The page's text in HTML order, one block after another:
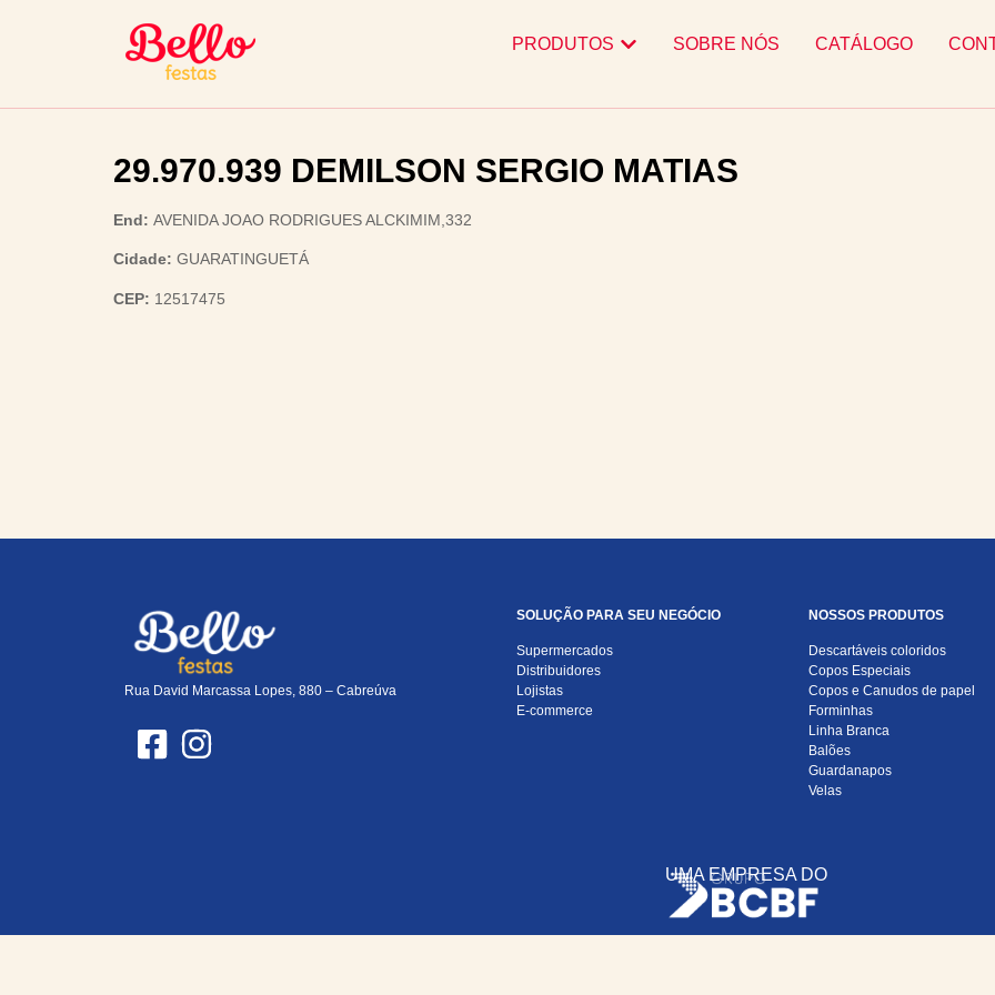
PRODUTOS SOBRE NÓS CATÁLOGO
29.970.939 DEMILSON SERGIO MATIAS
End: AVENIDA JOAO RODRIGUES ALCKIMIM,332
Cidade: GUARATINGUETÁ
CEP: 12517475
Rua David Marcassa Lopes, 880 – Cabreúva
SOLUÇÃO PARA SEU NEGÓCIO
Supermercados
Distribuidores
Lojistas
E-commerce
NOSSOS PRODUTOS
Descartáveis coloridos
Copos Especiais
Copos e Canudos de papel
Forminhas
Linha Branca
Balões
Guardanapos
Velas
UMA EMPRESA DO